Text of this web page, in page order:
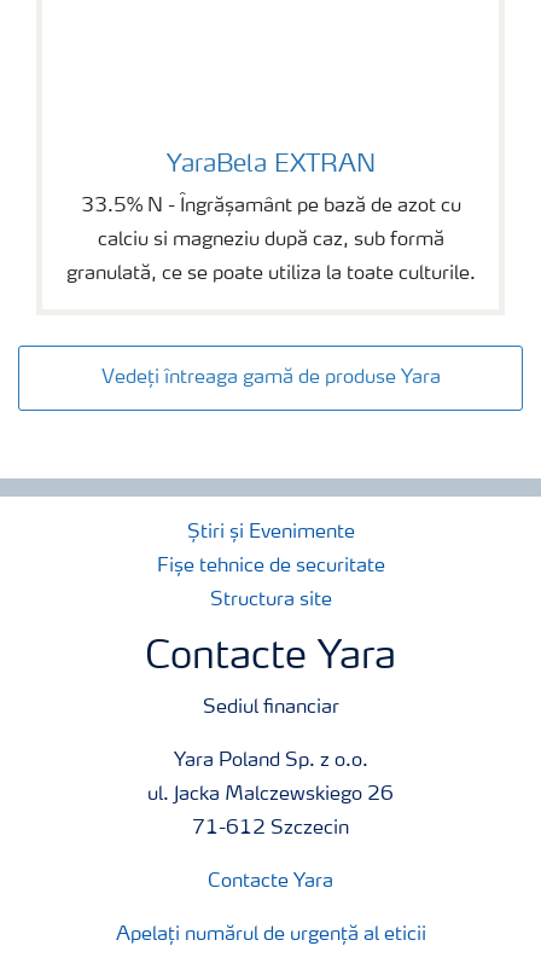
YaraBela EXTRAN
33.5% N - Îngrășamânt pe bază de azot cu
calciu si magneziu după caz, sub formă
granulată, ce se poate utiliza la toate culturile.
Vedeți întreaga gamă de produse Yara
Știri și Evenimente
Fișe tehnice de securitate
Structura site
Contacte Yara
Sediul financiar
Yara Poland Sp. z o.o.
ul. Jacka Malczewskiego 26
71-612 Szczecin
Contacte Yara
Apelați numărul de urgență al eticii